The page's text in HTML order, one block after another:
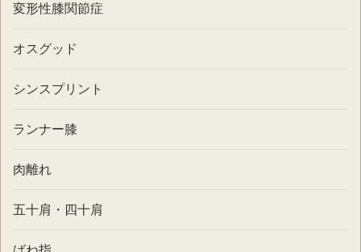
変形性膝関節症
オスグッド
シンスプリント
ランナー膝
肉離れ
五十肩・四十肩